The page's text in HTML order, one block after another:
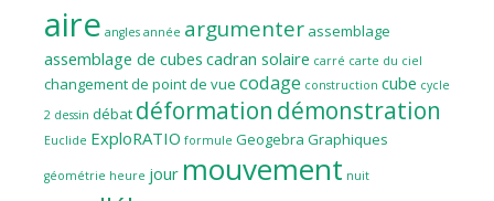
aire angles année argumenter assemblage
assemblage de cubes cadran solaire carré carte du ciel
changement de point de vue codage construction cube cycle
2 dessin débat déformation démonstration
Euclide ExploRATIO formule Geogebra Graphiques
géométrie heure jour mouvement nuit